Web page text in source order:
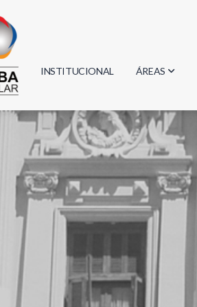
INSTITUCIONAL ÁREAS
Biología
Física
Geociencias
Informática
Matemática